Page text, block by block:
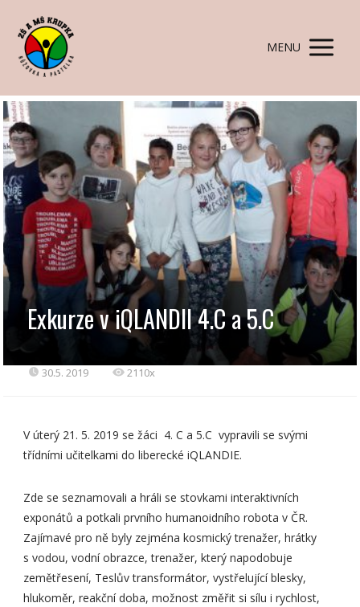
MENU
Exkurze v iQLANDII 4.C a 5.C
30.5. 2019 2110x
V úterý 21. 5. 2019 se žáci 4. C a 5.C vypravili se svými
třídními učitelkami do liberecké iQLANDIE.
Zde se seznamovali a hráli se stovkami interaktivních
exponátů a potkali prvního humanoidního robota v ČR.
Zajímavé pro ně byly zejména kosmický trenažer, hrátky
s vodou, vodní obrazce, trenažer, který napodobuje
zemětřesení, Teslův transformátor, vystřelující blesky,
hlukoměr, reakční doba, možnost změřit si sílu i rychlost,